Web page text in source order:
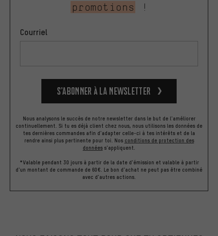
promotions
!
Courriel
S’abonner à la newsletter
Nous analysons le succès de notre newsletter dans le but de l'améliorer
continuellement. Si tu es déjà client chez nous, nous utilisons les données de
tes dernières commandes afin d'adapter celle-ci à tes intérêts et de la
rendre ainsi plus pertinente pour toi. Nos conditions de protection des
données s'appliquent.
*Valable pendant 30 jours à partir de la date d'émission et valable à partir
d'un montant de commande de 60€. Le bon d'achat ne peut pas être combiné
avec d'autres actions.